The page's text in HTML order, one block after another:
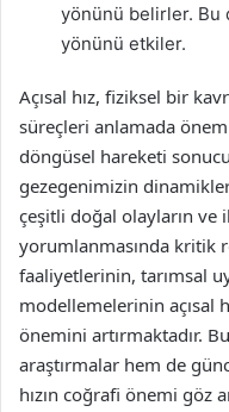
yönünü belirler. Bu
yönünü etkiler.
Açısal hız, fiziksel bir
süreçleri anlamada
döngüsel hareketi
gezegenimizin
çeşitli doğal olayların ve
yorumlanmasında kritik
faaliyetlerinin, tarımsal
modellemelerinin açısal
önemini artırmaktadır.
araştırmalar hem de
hızın coğrafi önemi göz